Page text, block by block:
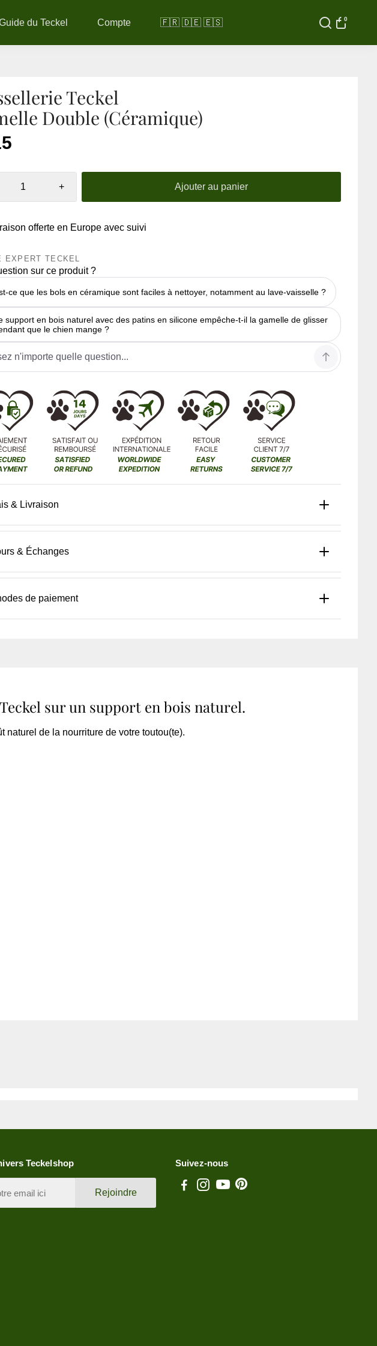
du Teckel Compte 🇫🇷 🇩🇪 🇪🇸 0
Teckel
Double (Céramique)
+ Ajouter au panier
offerte en Europe avec suivi
EXPERT TECKEL
sur ce produit ?
ce que les bols en céramique sont faciles à nettoyer, notamment au lave-vaisselle ?
support en bois naturel avec des patins en silicone empêche-t-il la gamelle de glisser
que le chien mange ?
& Livraison
& Échanges
de paiement
sur un support en bois naturel.
naturel de la nourriture de votre toutou(te).
Teckelshop
Rejoindre
Suivez-nous